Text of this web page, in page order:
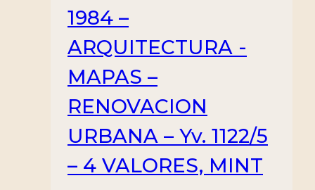
1984 –
ARQUITECTURA -
MAPAS –
RENOVACION
URBANA – Yv. 1122/5
– 4 VALORES, MINT